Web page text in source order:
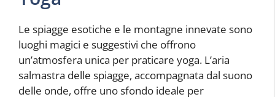
Le spiagge esotiche e le montagne innevate sono
luoghi magici e suggestivi che offrono
un’atmosfera unica per praticare yoga. L’aria
salmastra delle spiagge, accompagnata dal suono
delle onde, offre uno sfondo ideale per